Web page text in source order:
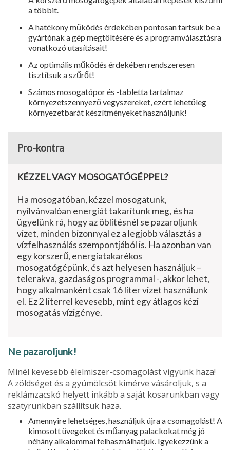
a többit.
A hatékony működés érdekében pontosan tartsuk be a
gyártónak a gép megtöltésére és a programvá­lasztásra
vonatkozó utasításait!
Az optimális működés érdekében rendszeresen
tisztítsuk a szűrőt!
Számos mosogatópor és -tabletta tartalmaz
környezetszennyező vegy­szereket, ezért lehetőleg
környezet­barát készítményeket használjunk!
Pro-kontra
KÉZZEL VAGY MOSOGATÓGÉPPEL?
Ha mosogatóban, kézzel mosogatunk,
nyilvánvalóan energiát takarítunk meg, és ha
ügyelünk rá, hogy az öblítésnél se pazaroljunk
vizet, minden bizonnyal ez a legjobb választás a
vízfelhasználás szempontjából is. Ha azonban van
egy korszerű, energiatakarékos
mosogatógépünk, és azt helyesen használjuk –
telerakva, gazdaságos programmal -, akkor lehet,
hogy alkalmanként csak 16 liter vizet használunk
el. Ez 2 literrel keve­sebb, mint egy átlagos kézi
mosogatás vízigénye.
Ne pazaroljunk!
Minél kevesebb élelmiszer-csoma­golást vigyünk haza!
A zöldséget és a gyümölcsöt kimérve vásároljuk, s a
reklámzacskó helyett inkább a saját kosarunkban vagy
szatyrunkban szállítsuk haza.
Amennyire lehetséges, használjuk újra a csomagolást! A
kimosott üve­geket és műanyag palackokat még jó
néhány alkalommal felhasználhatjuk. Igyekezzünk a